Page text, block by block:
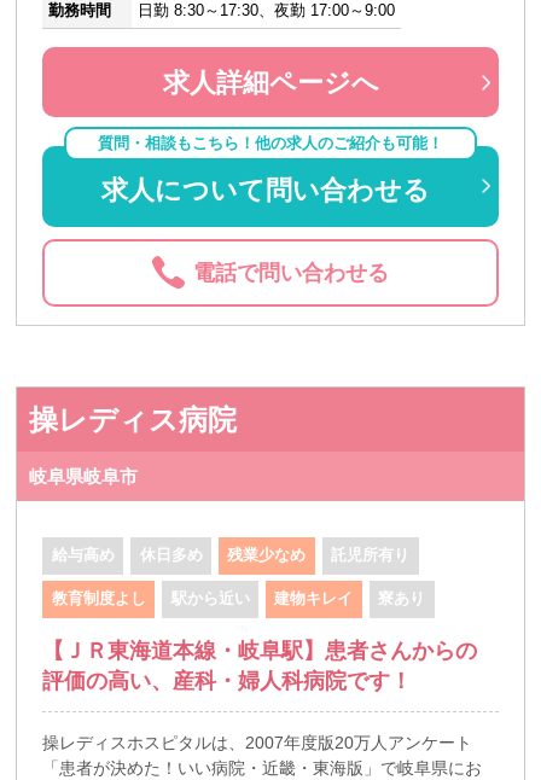
勤務時間
日勤 8:30～17:30、夜勤 17:00～9:00
求人詳細ページへ
質問・相談もこちら！他の求人のご紹介も可能！
求人について問い合わせる
電話で問い合わせる
操レディス病院
岐阜県岐阜市
給与高め 休日多め 残業少なめ 託児所有り
教育制度よし 駅から近い 建物キレイ 寮あり
【ＪＲ東海道本線・岐阜駅】患者さんからの
評価の高い、産科・婦人科病院です！
操レディスホスピタルは、2007年度版20万人アンケート
「患者が決めた！いい病院・近畿・東海版」で岐阜県にお